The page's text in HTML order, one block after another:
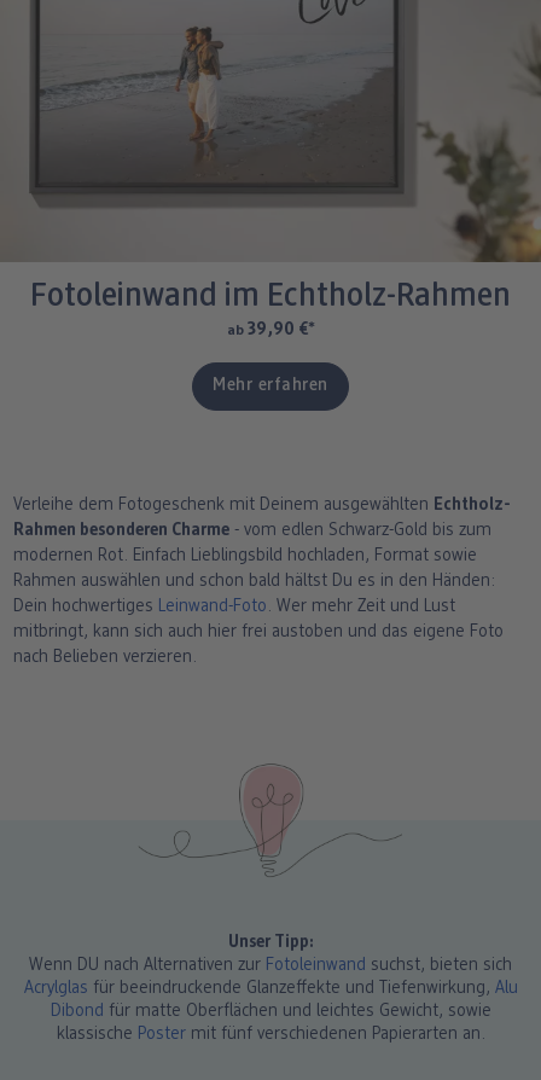
Fotoleinwand im Echtholz-Rahmen
ab39,90 €*
Mehr erfahren
Verleihe dem Fotogeschenk mit Deinem ausgewählten Echtholz-
Rahmen besonderen Charme - vom edlen Schwarz-Gold bis zum
modernen Rot. Einfach Lieblingsbild hochladen, Format sowie
Rahmen auswählen und schon bald hältst Du es in den Händen:
Dein hochwertiges Leinwand-Foto . Wer mehr Zeit und Lust
mitbringt, kann sich auch hier frei austoben und das eigene Foto
nach Belieben verzieren.
Unser Tipp:
Wenn DU nach Alternativen zur Fotoleinwand suchst, bieten sich
Acrylglas für beeindruckende Glanzeffekte und Tiefenwirkung, Alu
Dibond für matte Oberflächen und leichtes Gewicht, sowie
klassische Postermit fünf verschiedenen Papierarten an.